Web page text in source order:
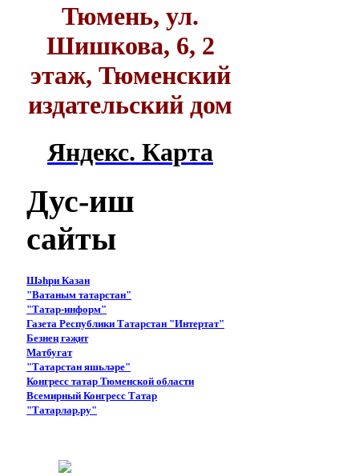
Тюмень, ул.
Шишкова, 6, 2
этаж, Тюменский
издательский дом
Яндекс. Карта
Дус-иш
сайты
Шәһри Казан
"Ватаным татарстан"
"Татар-информ"
Газета Республики Татарстан "Интертат"
Безнең гәҗит
Матбугат
"Татарстан яшьләре"
Конгресс татар Тюменской области
Всемирный Конгресс Татар
"Татарлар.ру"